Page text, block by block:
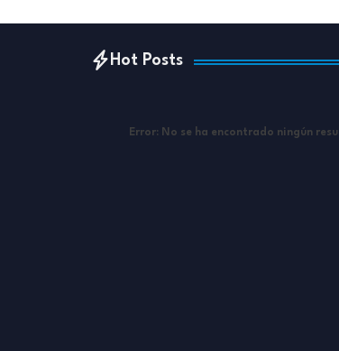
Hot Posts
Error: No se ha encontrado ningún